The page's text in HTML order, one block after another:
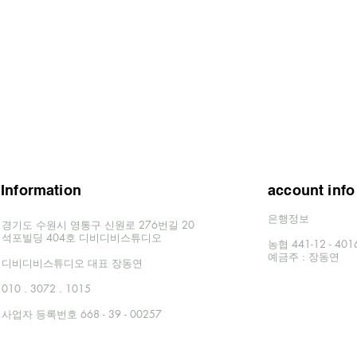
Information
경기도 수원시 영통구 신원로 276번길 20
​석포빌딩 404호 디비디비스튜디오
​디비디비스튜디오 대표 장동연
010 . 3072 . 1015
사업자 등록번호 668 - 39 - 00257
account info
은행정보
농협 441-12 -
​예금주 : 장동연